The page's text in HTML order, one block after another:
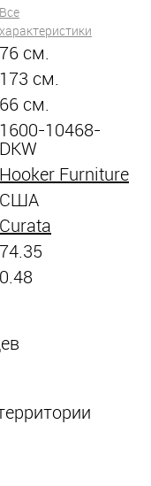
Все
характеристики
76 см.
173 см.
66 см.
1600-10468-
DKW
Hooker Furniture
США
Curata
74.35
0.48